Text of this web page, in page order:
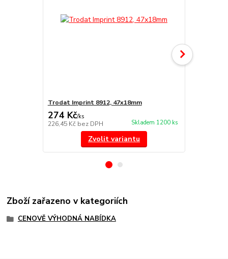
Trodat Imprint 8912, 47x18mm
274 Kč/ks
226,45 Kč bez DPH Skladem 1200 ks
Zvolit variantu
Zboží zařazeno v kategoriích
CENOVĚ VÝHODNÁ NABÍDKA